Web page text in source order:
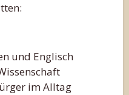
und Englisch
im Alltag